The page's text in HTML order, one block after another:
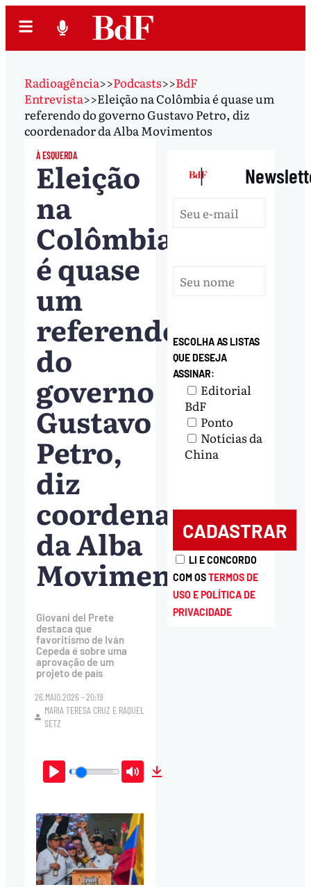
Radioagência>>Podcasts>>BdF
Entrevista>>Eleição na Colômbia é quase um
referendo do governo Gustavo Petro, diz
coordenador da Alba Movimentos
À ESQUERDA
Eleição
na
Colômbia
é quase
um
referendo
do
governo
Gustavo
Petro,
diz
coordenador
da Alba
Movimentos
Giovani del Prete
destaca que
favoritismo de Iván
Cepeda é sobre uma
aprovação de um
projeto de país
26.MAIO.2026 - 20:19
MARIA TERESA CRUZ E RAQUEL
SETZ
Play Mute
|
ESCOLHA AS LISTAS
QUE DESEJA
ASSINAR:
Editorial
BdF
Ponto
Notícias da
China
LI E CONCORDO
COM OSTERMOS DE
USO E POLÍTICA DE
PRIVACIDADE